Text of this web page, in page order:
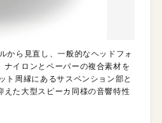
から見直し、一般的なヘッドフォ
ナイロンとペーパーの複合素材を
ト周縁にあるサスペンション部と
えた大型スピーカ同様の音響特性